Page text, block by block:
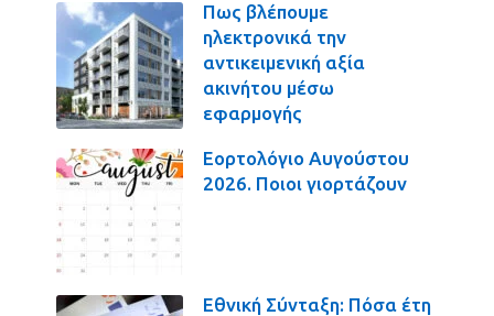
Πως βλέπουμε
ηλεκτρονικά την
αντικειμενική αξία
ακινήτου μέσω
εφαρμογής
Εορτολόγιο Αυγούστου
2026. Ποιοι γιορτάζουν
Εθνική Σύνταξη: Πόσα έτη